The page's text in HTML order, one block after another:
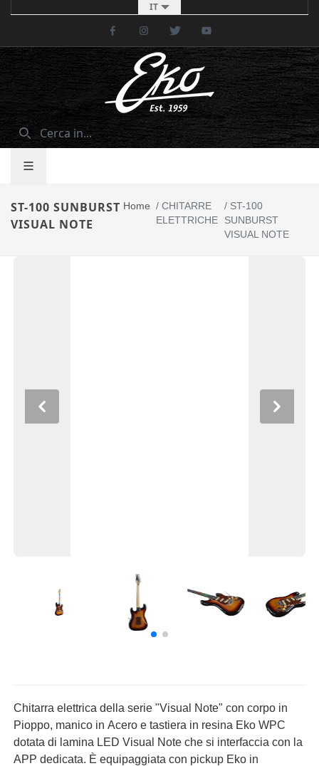
IT
FacebookInstagramTwitter
ST-100 SUNBURST
VISUAL NOTE
Home / CHITARRE
ELETTRICHE
/ST-100
SUNBURST
VISUAL NOTE
Previous Next
Chitarra elettrica della serie "Visual Note" con corpo in
Pioppo, manico in Acero e tastiera in resina Eko WPC
dotata di lamina LED Visual Note che si interfaccia con la
APP dedicata. È equipaggiata con pickup Eko in